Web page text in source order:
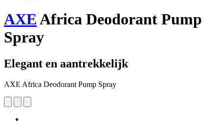
AXEAfrica Deodorant Pump
Spray
Elegant en aantrekkelijk
AXE Africa Deodorant Pump Spray